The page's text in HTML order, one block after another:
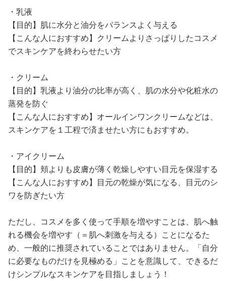
・乳液
【目的】肌に水分と油分をバランスよく与える
【こんな人におすすめ】クリームよりさっぱりしたコスメ
でスキンケアを終わらせたい方
・クリーム
【目的】乳液より油分の比率が高く、肌の水分や化粧水の
蒸発を防ぐ
【こんな人におすすめ】オールインワンクリームなどは、
スキンケアを１工程で済ませたい方にもおすすめ。
・アイクリーム
【目的】頬よりも皮膚が薄く乾燥しやすい目元を保湿する
【こんな人におすすめ】目元の乾燥が気になる、目元のシ
ワを防ぎたい方
ただし、コスメを多く使って手順を増やすことは、肌へ触
れる機会を増やす（＝肌へ刺激を与える）ことになるた
め、一般的に推奨されていることではありません。「自分
に必要なものだけを見極める」ことを意識して、できるだ
けシンプルなスキンケアを目指しましょう！